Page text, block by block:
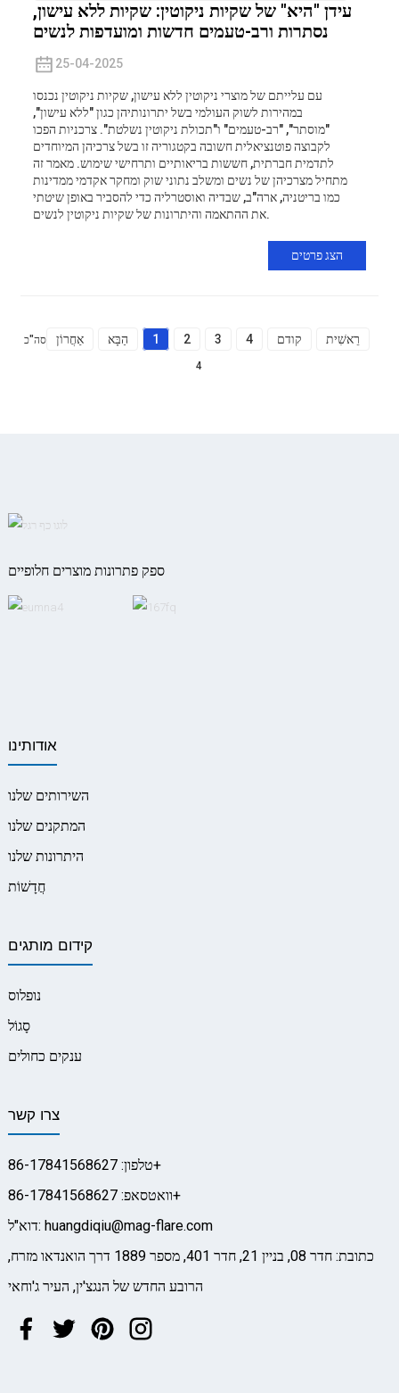
עידן "היא" של שקיות ניקוטין: שקיות ללא עישון,
נסתרות ורב-טעמים חדשות ומועדפות לנשים
25-04-2025
עם עלייתם של מוצרי ניקוטין ללא עישון, שקיות ניקוטין נכנסו
במהירות לשוק העולמי בשל יתרונותיהן כגון "ללא עישון",
"מוסתר", "רב-טעמים" ו"תכולת ניקוטין נשלטת". צרכניות הפכו
לקבוצה פוטנציאלית חשובה בקטגוריה זו בשל צרכיהן המיוחדים
לתדמית חברתית, חששות בריאותיים ותרחישי שימוש. מאמר זה
מתחיל מצרכיהן של נשים ומשלב נתוני שוק ומחקר אקדמי ממדינות
כמו בריטניה, ארה"ב, שבדיה ואוסטרליה כדי להסביר באופן שיטתי
את ההתאמה והיתרונות של שקיות ניקוטין לנשים.
הצג פרטים
רֵאשִׁית קודם 1 2 3 4 הַבָּא אַחֲרוֹן סה"כ
4
ספק פתרונות מוצרים חלופיים
אודותינו
השירותים שלנו
המתקנים שלנו
היתרונות שלנו
חֲדָשׁוֹת
קידום מותגים
נופלוס
סָגוֹל
ענקים כחולים
צרו קשר
טלפון: 86-17841568627+
וואטסאפ: 86-17841568627+
דוא"ל: huangdiqiu@mag-flare.com
כתובת: חדר 08, בניין 21, חדר 401, מספר 1889 דרך הואנדאו מזרח,
הרובע החדש של הנגצ'ין, העיר ג'וחאי